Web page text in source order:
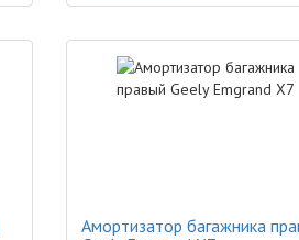
Амортизатор багажника